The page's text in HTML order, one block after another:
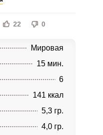
22 0
Мировая
15 мин.
6
141 ккал
5,3 гр.
4,0 гр.